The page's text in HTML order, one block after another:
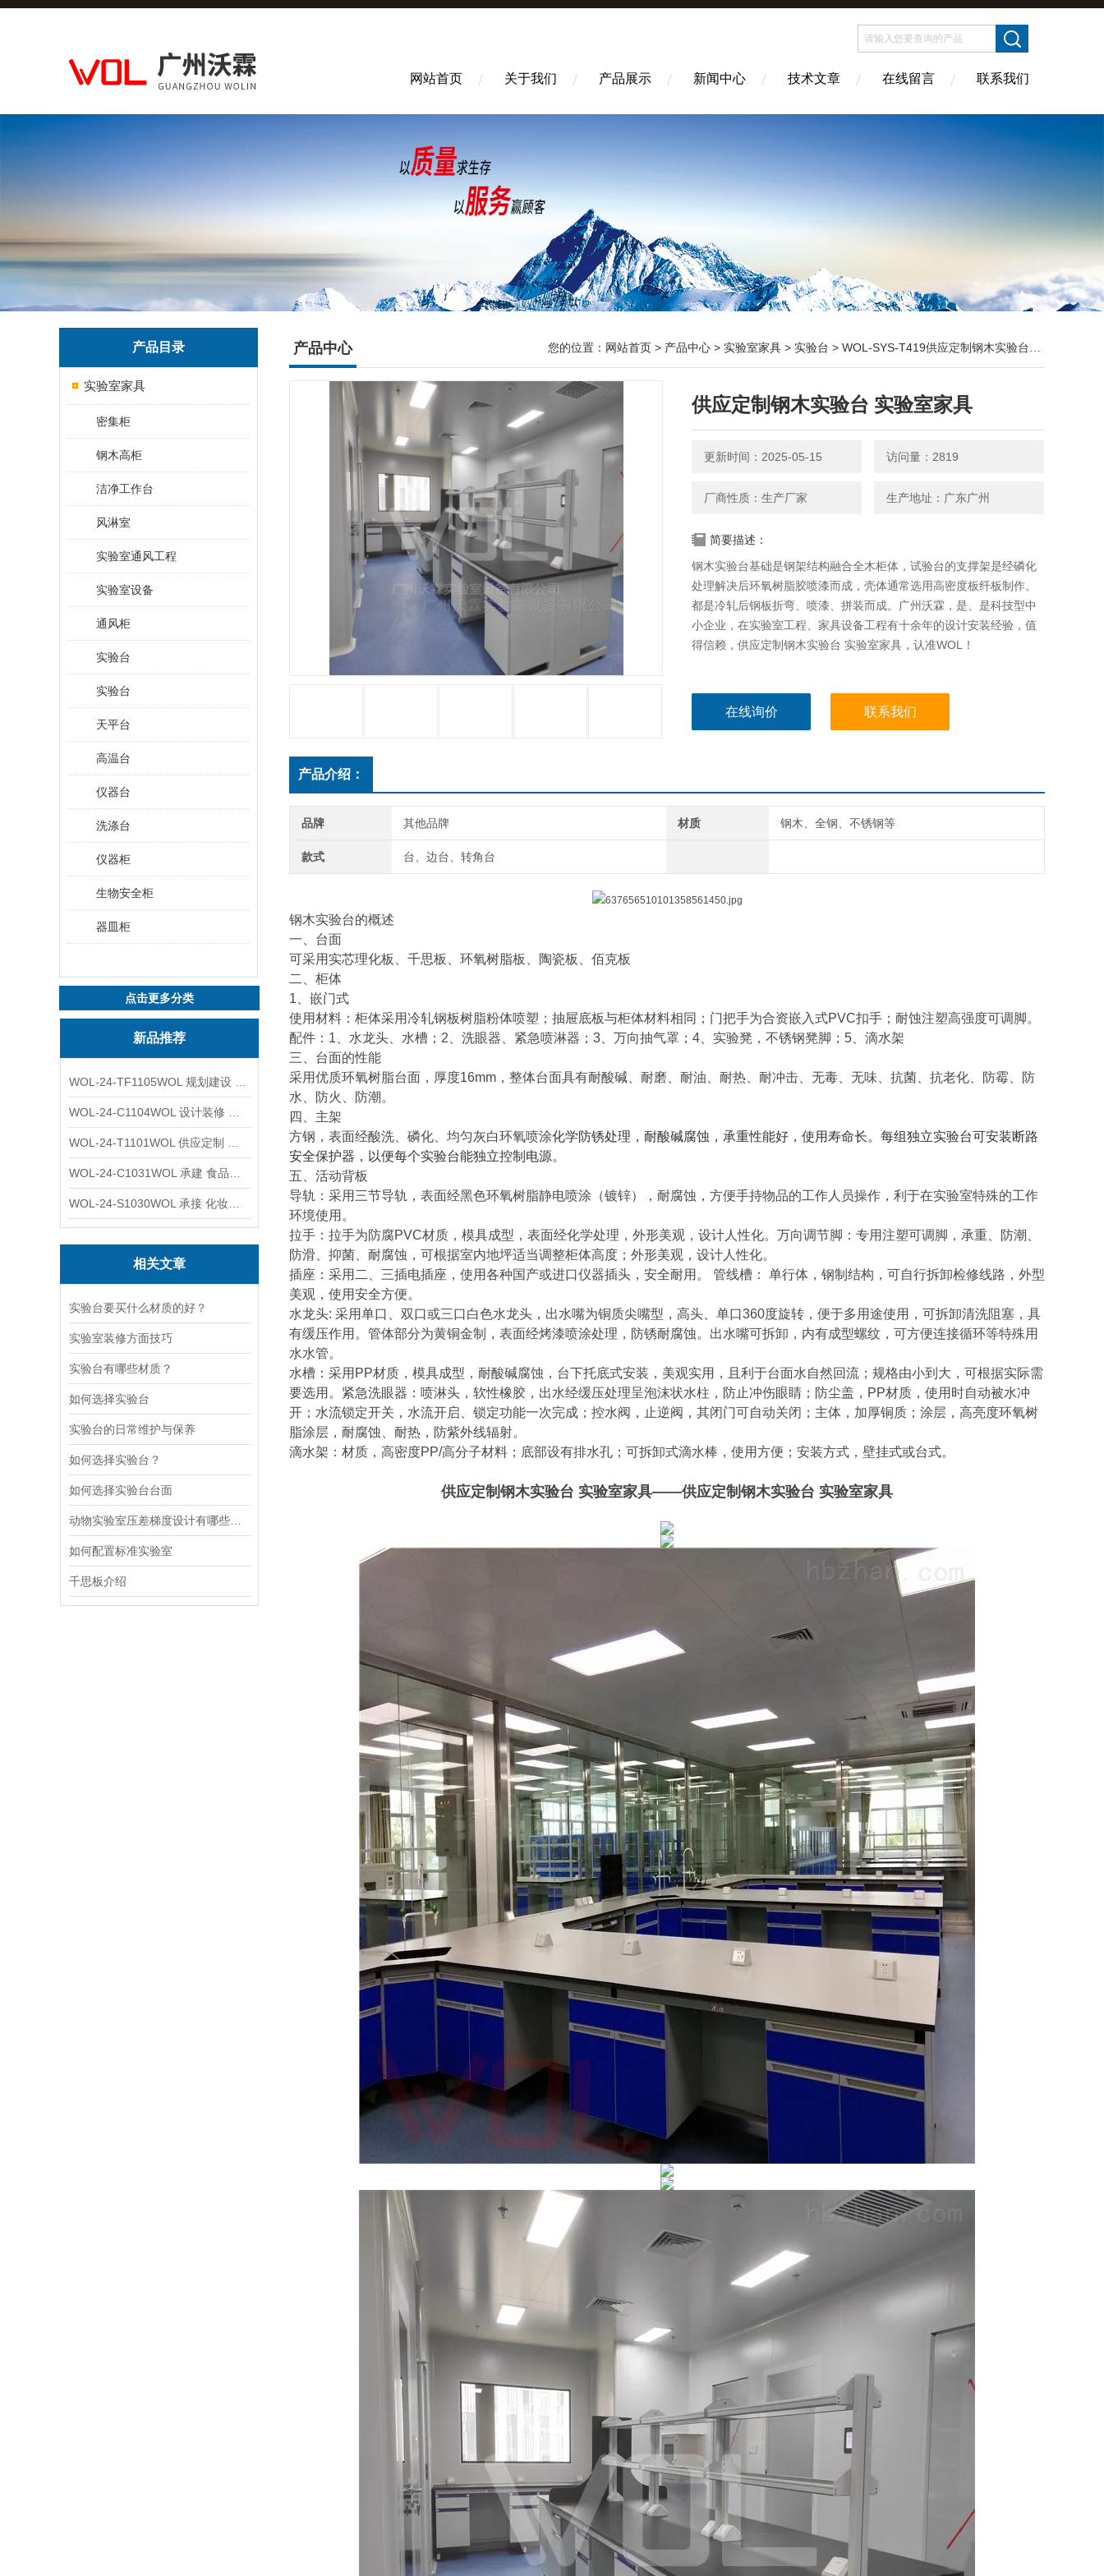
网站首页 关于我们 产品展示 新闻中心 技术文章 在线留言 联系我们
产品目录
实验室家具
密集柜
钢木高柜
洁净工作台
风淋室
实验室通风工程
实验室设备
通风柜
实验台
实验台
天平台
高温台
仪器台
洗涤台
仪器柜
生物安全柜
器皿柜
点击更多分类
新品推荐
相关文章
实验台要买什么材质的好？
实验室装修方面技巧
实验台有哪些材质？
如何选择实验台
实验台的日常维护与保养
如何选择实验台？
如何选择实验台台面
如何配置标准实验室
千思板介绍
产品中心 您的位置： 网站首页 > 产品中心 > 实验室家具 > 实验台 > WOL-SYS-T419供应定制钢木实验台 实验室家具
供应定制钢木实验台 实验室家具
更新时间：2025-05-15 访问量：2819
厂商性质：生产厂家 生产地址：广东广州
简要描述：
钢木实验台基础是钢架结构融合全木柜体，试验台的支撑架是经磷化
处理解决后环氧树脂胶喷漆而成，壳体通常选用高密度板纤板制作。
都是冷轧后钢板折弯、喷漆、拼装而成。广州沃霖，是、是科技型中
小企业，在实验室工程、家具设备工程有十余年的设计安装经验，值
得信赖，供应定制钢木实验台 实验室家具，认准WOL！
在线询价 联系我们
产品介绍：
品牌 其他品牌 材质 钢木、全钢、不锈钢等
款式 台、边台、转角台
钢木实验台的概述
一、台面
可采用实芯理化板、千思板、环氧树脂板、陶瓷板、佰克板
二、柜体
1、嵌门式
使用材料：柜体采用冷轧钢板树脂粉体喷塑；抽屉底板与柜体材料相同；门把手为合资嵌入式PVC扣手；耐蚀注塑高强度可调脚。
配件：1、水龙头、水槽；2、洗眼器、紧急喷淋器；3、万向抽气罩；4、实验凳，不锈钢凳脚；5、滴水架
三、台面的性能
采用优质环氧树脂台面，厚度16mm，整体台面具有耐酸碱、耐磨、耐油、耐热、耐冲击、无毒、无味、抗菌、抗老化、防霉、防
水、防火、防潮。
四、主架
方钢，表面经酸洗、磷化、均匀灰白环氧喷涂化学防锈处理，耐酸碱腐蚀，承重性能好，使用寿命长。每组独立实验台可安装断路
安全保护器，以便每个实验台能独立控制电源。
五、活动背板
导轨：采用三节导轨，表面经黑色环氧树脂静电喷涂（镀锌），耐腐蚀，方便手持物品的工作人员操作，利于在实验室特殊的工作
环境使用。
拉手：拉手为防腐PVC材质，模具成型，表面经化学处理，外形美观，设计人性化。万向调节脚：专用注塑可调脚，承重、防潮、
防滑、抑菌、耐腐蚀，可根据室内地坪适当调整柜体高度；外形美观，设计人性化。
插座：采用二、三插电插座，使用各种国产或进口仪器插头，安全耐用。 管线槽： 单行体，钢制结构，可自行拆卸检修线路，外型
美观，使用安全方便。
水龙头: 采用单口、双口或三口白色水龙头，出水嘴为铜质尖嘴型，高头、单口360度旋转，便于多用途使用，可拆卸清洗阻塞，具
有缓压作用。管体部分为黄铜金制，表面经烤漆喷涂处理，防锈耐腐蚀。出水嘴可拆卸，内有成型螺纹，可方便连接循环等特殊用
水水管。
水槽：采用PP材质，模具成型，耐酸碱腐蚀，台下托底式安装，美观实用，且利于台面水自然回流；规格由小到大，可根据实际需
要选用。紧急洗眼器：喷淋头，软性橡胶，出水经缓压处理呈泡沫状水柱，防止冲伤眼睛；防尘盖，PP材质，使用时自动被水冲
开；水流锁定开关，水流开启、锁定功能一次完成；控水阀，止逆阀，其闭门可自动关闭；主体，加厚铜质；涂层，高亮度环氧树
脂涂层，耐腐蚀、耐热，防紫外线辐射。
滴水架：材质，高密度PP/高分子材料；底部设有排水孔；可拆卸式滴水棒，使用方便；安装方式，壁挂式或台式。
供应定制钢木实验台 实验室家具——供应定制钢木实验台 实验室家具